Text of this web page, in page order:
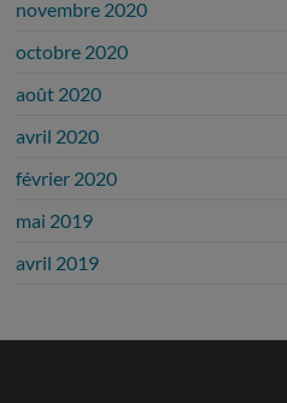
novembre 2020
octobre 2020
août 2020
avril 2020
février 2020
mai 2019
avril 2019